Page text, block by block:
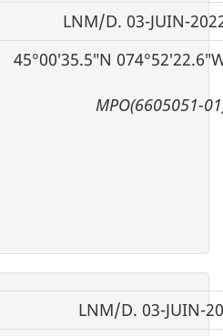
LNM/D. 03-JUIN-
45°00′35.5″N
MPO(6605051-
LNM/D. 03-JUIN-